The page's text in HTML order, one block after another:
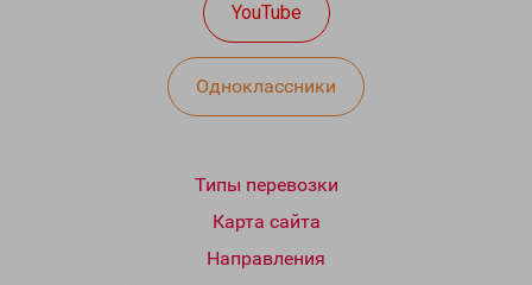
YouTube
Одноклассники
Типы перевозки
Карта сайта
Направления